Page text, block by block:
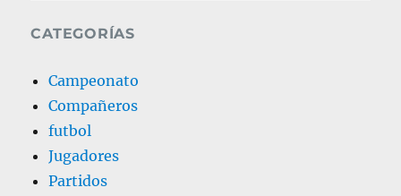
CATEGORÍAS
Campeonato
Compañeros
futbol
Jugadores
Partidos